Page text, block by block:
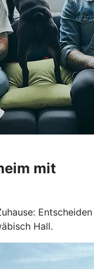
mit
Entscheiden
Hall.